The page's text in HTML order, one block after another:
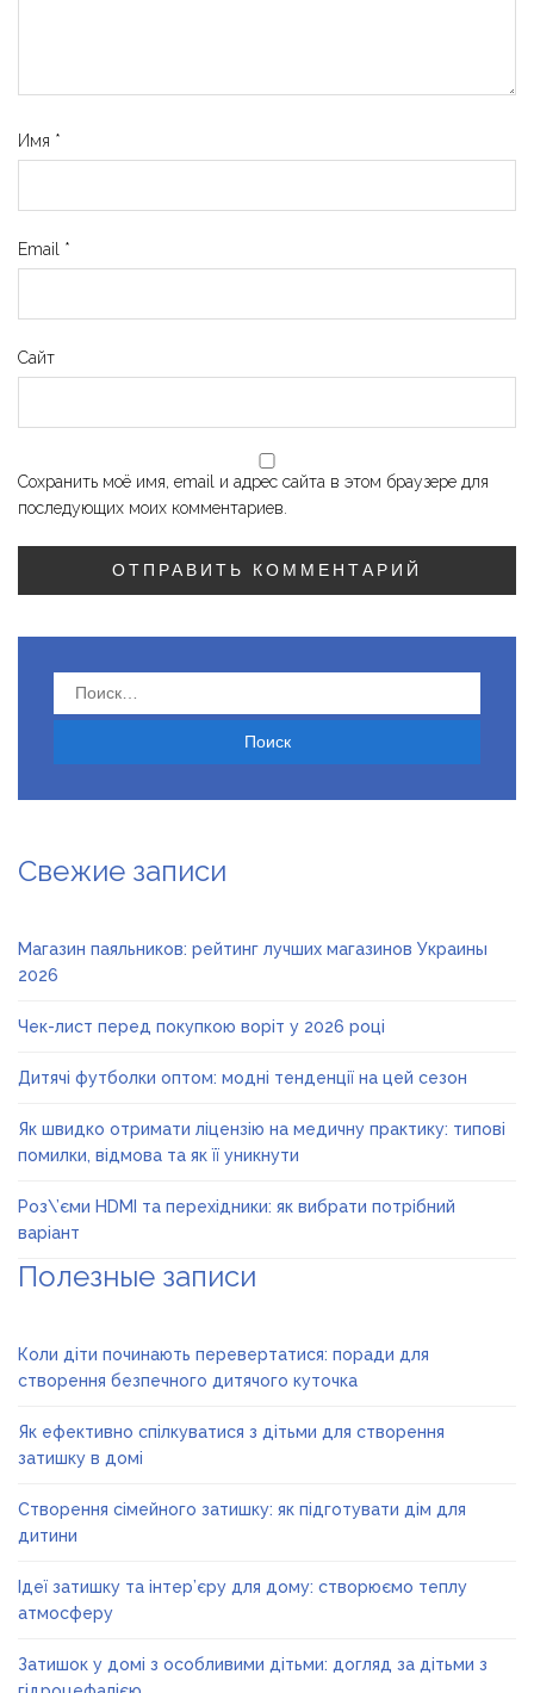
Имя *
Email *
Сайт
Сохранить моё имя, email и адрес сайта в этом браузере для
последующих моих комментариев.
Найти:
Свежие записи
Магазин паяльников: рейтинг лучших магазинов Украины
2026
Чек-лист перед покупкою воріт у 2026 році
Дитячі футболки оптом: модні тенденції на цей сезон
Як швидко отримати ліцензію на медичну практику: типові
помилки, відмова та як її уникнути
Роз\’єми HDMI та перехідники: як вибрати потрібний
варіант
Полезные записи
Коли діти починають перевертатися: поради для
створення безпечного дитячого куточка
Як ефективно спілкуватися з дітьми для створення
затишку в домі
Створення сімейного затишку: як підготувати дім для
дитини
Ідеї затишку та інтер’єру для дому: створюємо теплу
атмосферу
Затишок у домі з особливими дітьми: догляд за дітьми з